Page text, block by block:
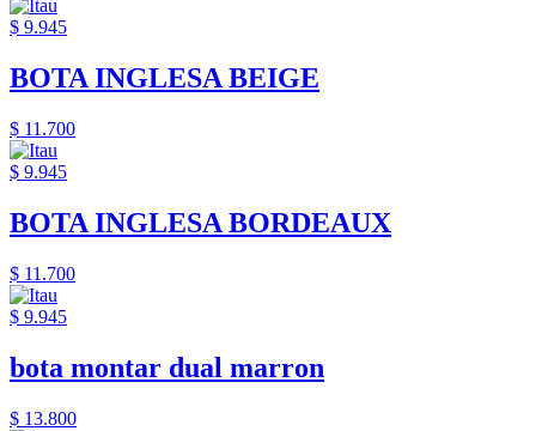
$ 9.945
BOTA INGLESA BEIGE
$ 11.700
$ 9.945
BOTA INGLESA BORDEAUX
$ 11.700
$ 9.945
bota montar dual marron
$ 13.800